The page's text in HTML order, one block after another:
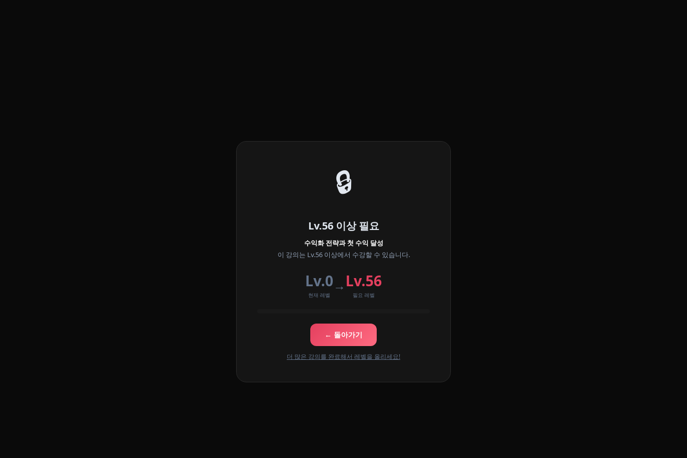
🔒
Lv.56 이상 필요
수익화 전략과 첫 수익 달성
이 강의는 Lv.56 이상에서 수강할 수 있습니다.
Lv.0
현재 레벨
→ Lv.56
필요 레벨
← 돌아가기
더 많은 강의를 완료해서 레벨을 올리세요!